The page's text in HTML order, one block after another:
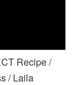
Recipe /
/ Laila